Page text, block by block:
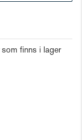
som finns i lager